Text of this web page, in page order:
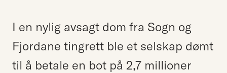
Søk etter:
I en nylig avsagt dom fra Sogn og
Fjordane tingrett ble et selskap dømt
til å betale en bot på 2,7 millioner